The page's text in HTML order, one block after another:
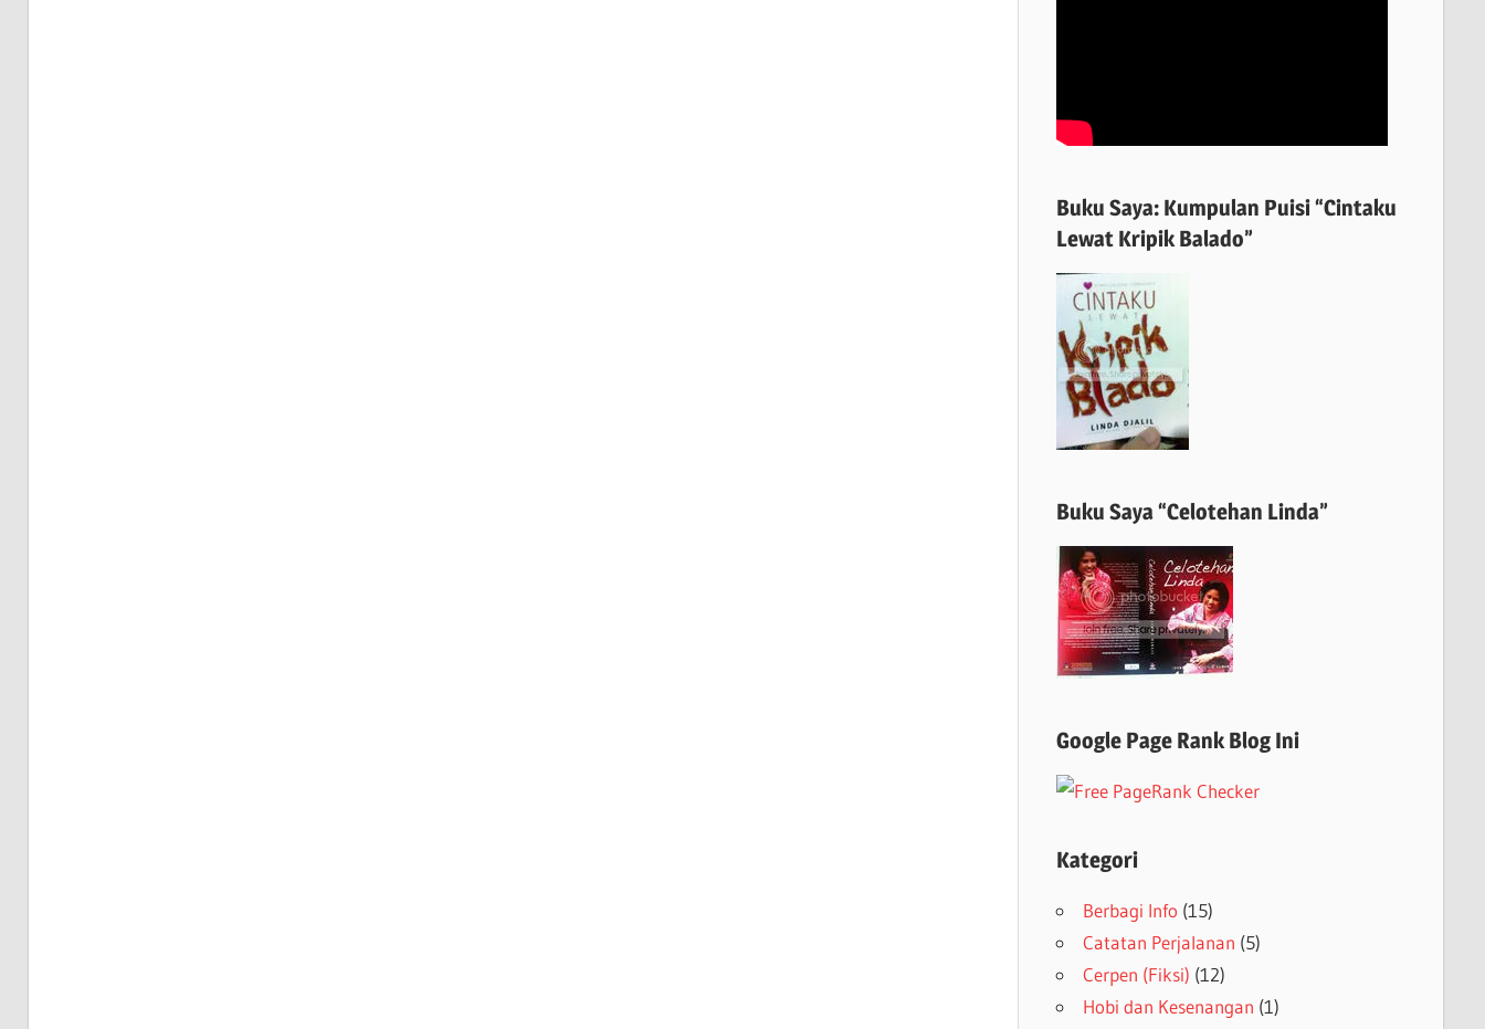
Buku Saya: Kumpulan Puisi “Cintaku
Lewat Kripik Balado”
Buku Saya “Celotehan Linda”
Google Page Rank Blog Ini
Kategori
Berbagi Info (15)
Catatan Perjalanan (5)
Cerpen (Fiksi) (12)
Hobi dan Kesenangan (1)